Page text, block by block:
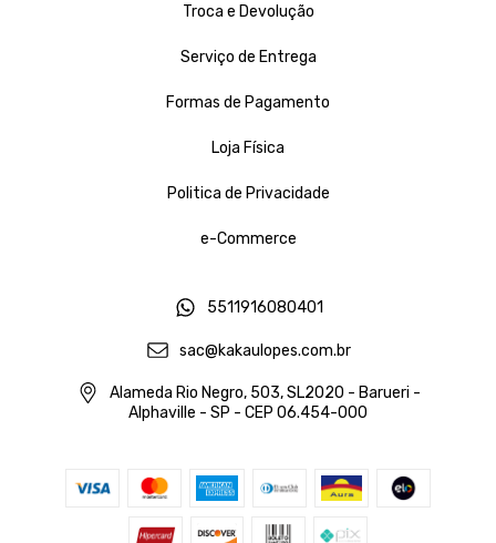
Troca e Devolução
Serviço de Entrega
Formas de Pagamento
Loja Física
Politica de Privacidade
e-Commerce
5511916080401
sac@kakaulopes.com.br
Alameda Rio Negro, 503, SL2020 - Barueri -
Alphaville - SP - CEP 06.454-000